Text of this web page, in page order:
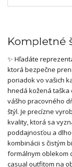
Kompletné
✨ Hľadáte
ktorá bezpečne
poriadok vo vašich
hnedá kožená
vášho pracovného
štýl. Je precízne
kvality, ktorá sa
poddajnosťou a
kombinácii s čistým
formálnym oblekom
casual outfitom na